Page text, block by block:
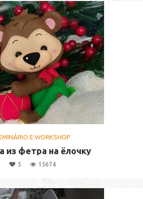
E WORKSHOP
из фетра на ёлочку
5 15674